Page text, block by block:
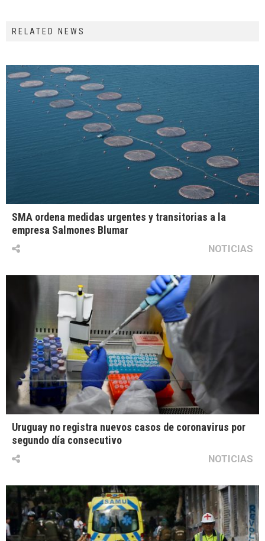
RELATED NEWS
SMA ordena medidas urgentes y transitorias a la
empresa Salmones Blumar
NOTICIAS
Uruguay no registra nuevos casos de coronavirus por
segundo día consecutivo
NOTICIAS